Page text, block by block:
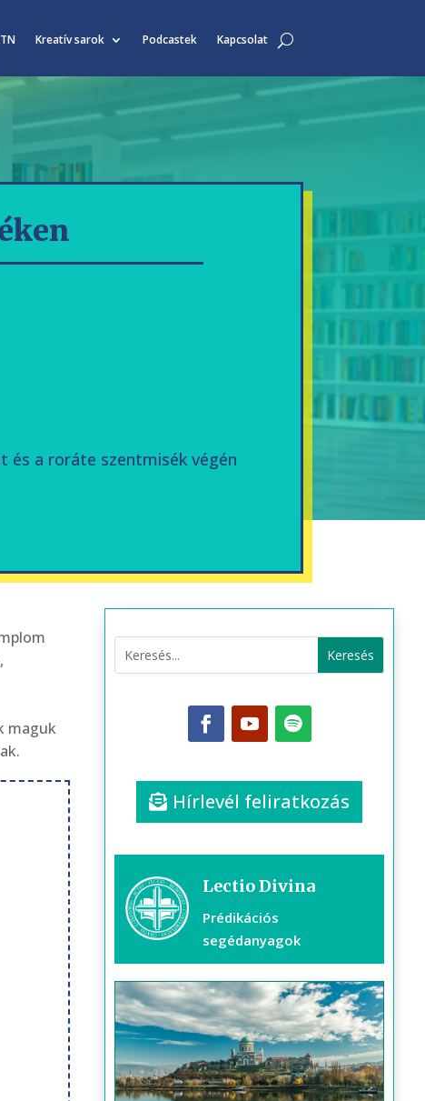
Kreatív sarok Podcastek Kapcsolat
és a roráte szentmisék végén
maguk
Hírlevél feliratkozás
Lectio Divina
Prédikációs
segédanyagok